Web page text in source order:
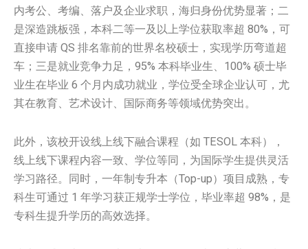
内考公、考编、落户及企业求职，海归身份优势显著；二
是深造跳板强，本科二等一及以上学位获取率超 80%，可
直接申请 QS 排名靠前的世界名校硕士，实现学历弯道超
车；三是就业竞争力足，95% 本科毕业生、100% 硕士毕
业生在毕业 6 个月内成功就业，学位受全球企业认可，尤
其在教育、艺术设计、国际商务等领域优势突出。
此外，该校开设线上线下融合课程（如 TESOL 本科），
线上线下课程内容一致、学位等同，为国际学生提供灵活
学习路径。同时，一年制专升本（Top-up）项目成熟，专
科生可通过 1 年学习获正规学士学位，毕业率超 98%，是
专科生提升学历的高效选择。